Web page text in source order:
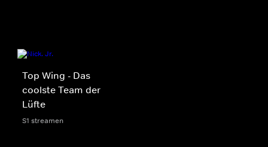
Top Wing - Das
coolste Team der
Lüfte
S1 streamen